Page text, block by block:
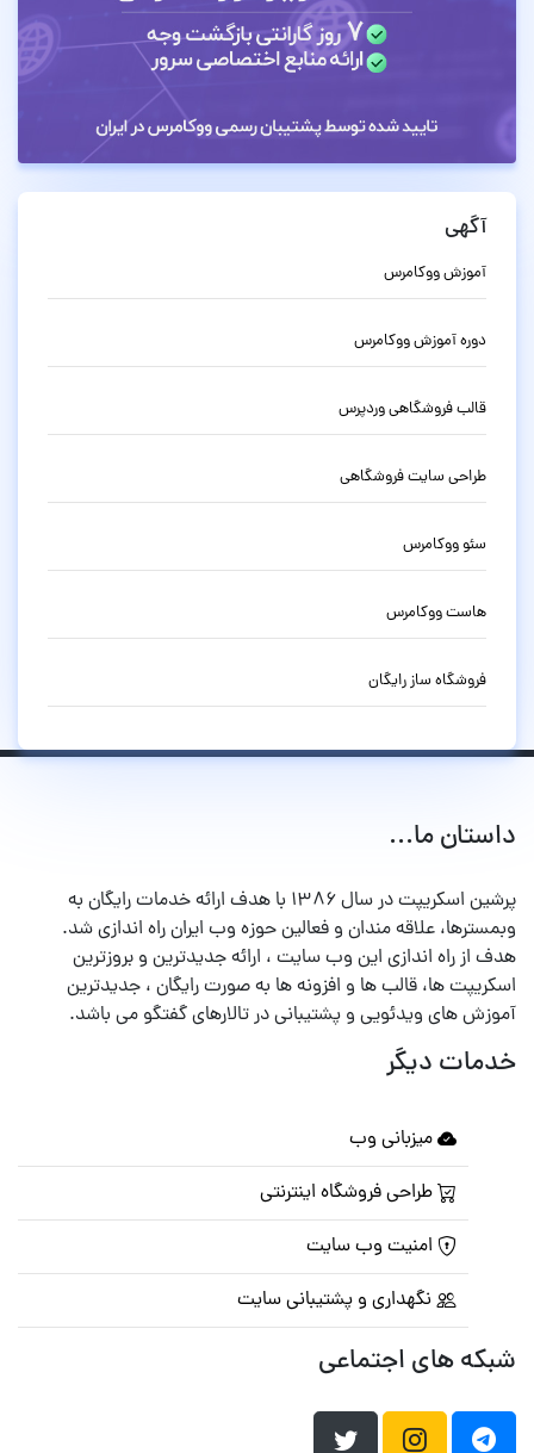
آگهی
آموزش ووکامرس
دوره آموزش ووکامرس
قالب فروشگاهی وردپرس
طراحی سایت فروشگاهی
سئو ووکامرس
هاست ووکامرس
فروشگاه ساز رایگان
داستان ما...
پرشین اسکریپت در سال ۱۳۸۶ با هدف ارائه خدمات رایگان به
وبمسترها، علاقه مندان و فعالین حوزه وب ایران راه اندازی شد.
هدف از راه اندازی این وب سایت ، ارائه جدیدترین و بروزترین
اسکریپت ها، قالب ها و افزونه ها به صورت رایگان ، جدیدترین
آموزش های ویدئویی و پشتیبانی در تالارهای گفتگو می باشد.
خدمات دیگر
میزبانی وب
طراحی فروشگاه اینترنتی
امنیت وب سایت
نگهداری و پشتیبانی سایت
شبکه های اجتماعی